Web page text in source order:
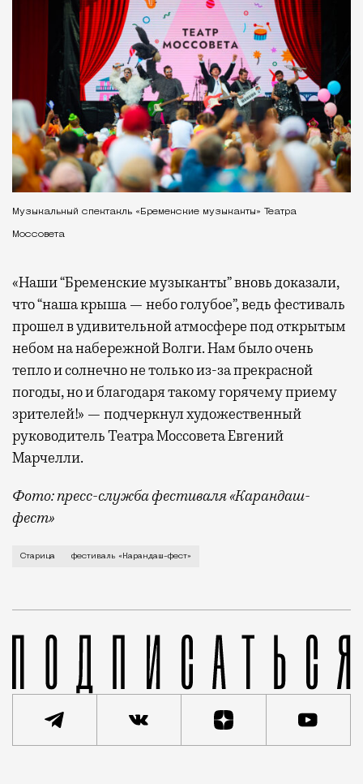
Музыкальный спектакль «Бременские музыканты» Театра
Моссовета
«Наши “Бременские музыканты” вновь доказали,
что “наша крыша — небо голубое”, ведь фестиваль
прошел в удивительной атмосфере под открытым
небом на набережной Волги. Нам было очень
тепло и солнечно не только из-за прекрасной
погоды, но и благодаря такому горячему приему
зрителей!» — подчеркнул художественный
руководитель Театра Моссовета Евгений
Марчелли.
Фото: пресс-служба фестиваля «Карандаш-
фест»
В минувший уикенд маленькая Старица в
Старица фестиваль «Карандаш-фест»